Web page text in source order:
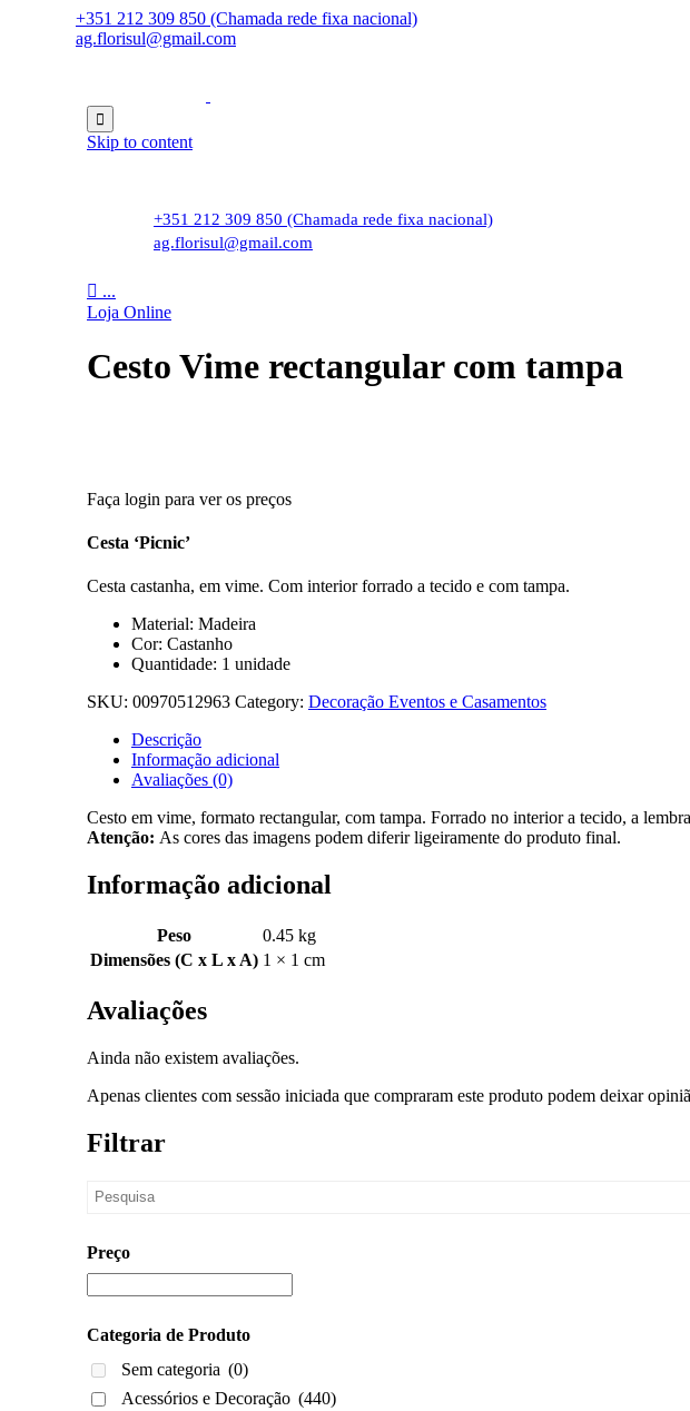
+351 212 309 850 (Chamada rede fixa nacional)
ag.florisul@gmail.com

Skip to content
+351 212 309 850 (Chamada rede fixa nacional)
ag.florisul@gmail.com
 ...
Loja Online
Cesto Vime rectangular com tampa
Faça login para ver os preços
Cesta ‘Picnic’
Cesta castanha, em vime. Com interior forrado a tecido e com tampa.
Material: Madeira
Cor: Castanho
Quantidade: 1 unidade
SKU: 00970512963 Category: Decoração Eventos e Casamentos
Descrição
Informação adicional
Avaliações (0)
Cesto em vime, formato rectangular, com tampa. Forrado no interior a tecido, a
Atenção: As cores das imagens podem diferir ligeiramente do produto final.
Informação adicional
Peso
0.45 kg
Dimensões (C x L x A) 1 × 1 cm
Avaliações
Ainda não existem avaliações.
Apenas clientes com sessão iniciada que compraram este produto podem deixar
Filtrar
Preço
Categoria de Produto
Sem categoria (0)
Acessórios e Decoração (440)